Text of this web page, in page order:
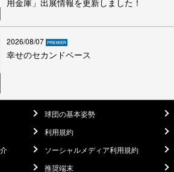
2026/08/07
幸せのセカンドベース
球団の基本姿勢
利用規約
ソーシャルメディア利用規約
推奨端末